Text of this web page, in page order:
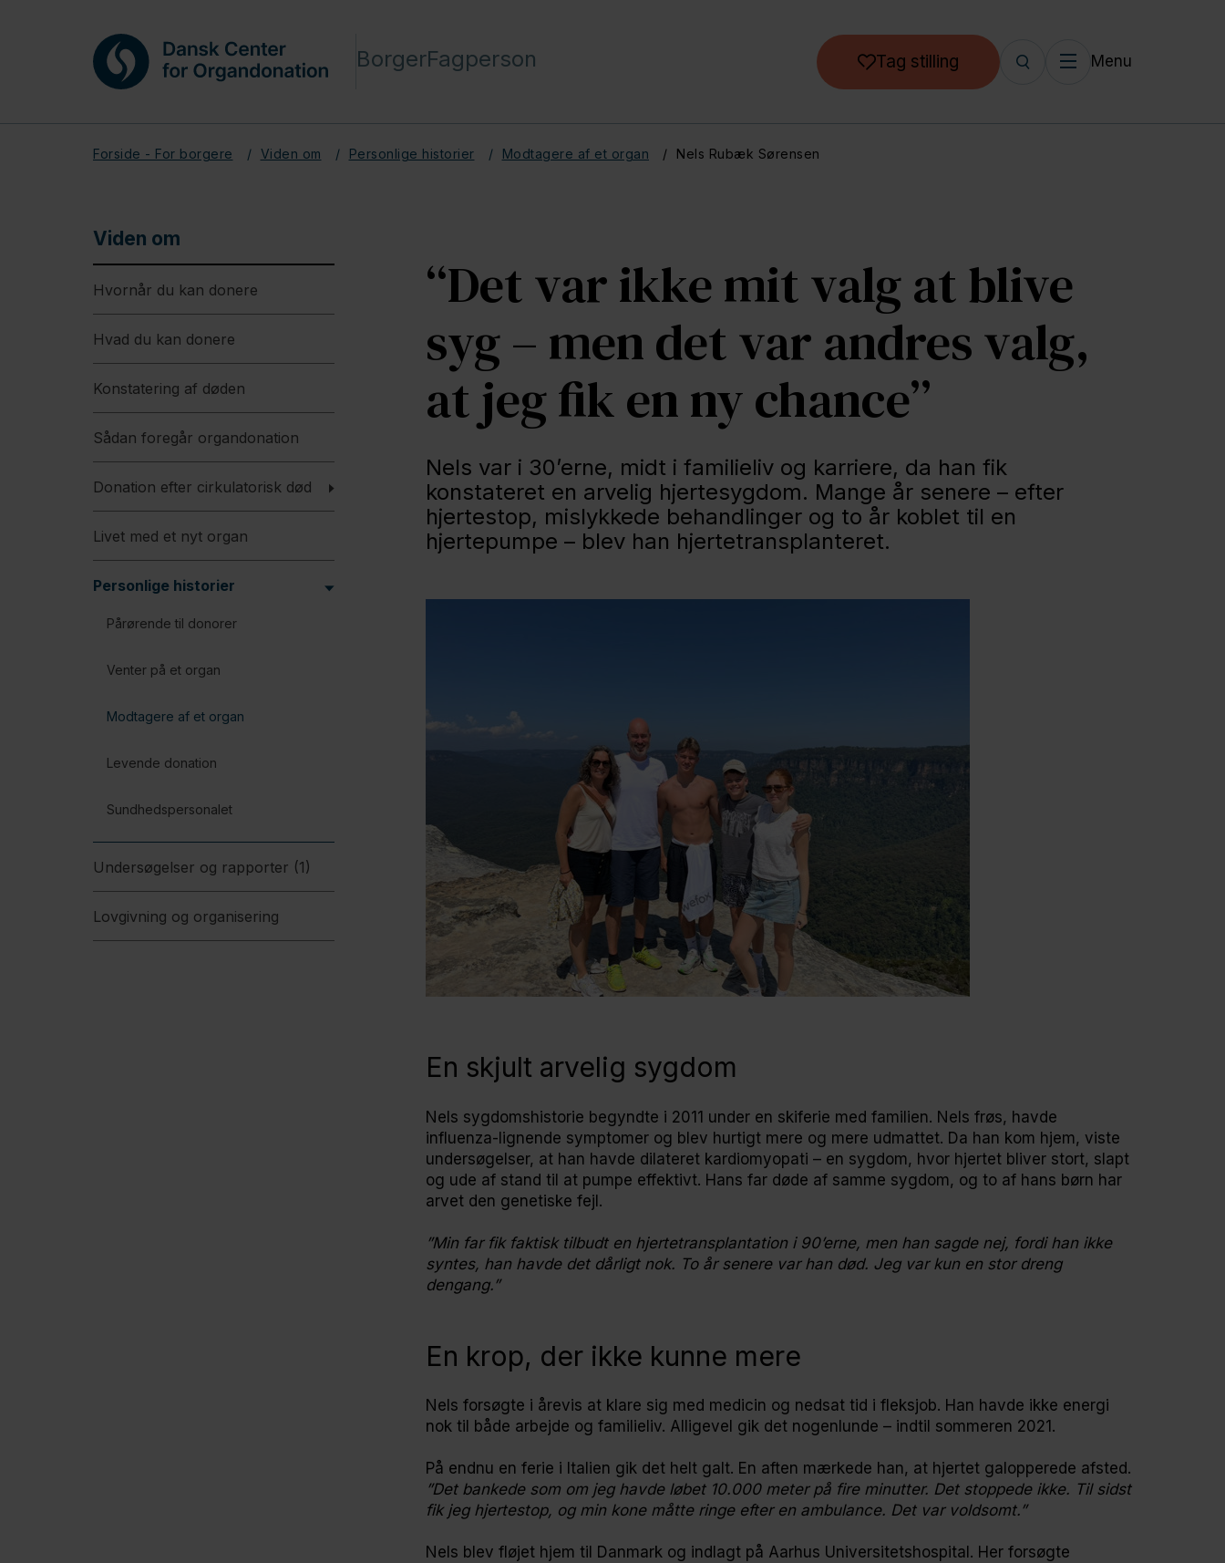
BorgerFagperson Tag stilling Menu
Forside - For borgere Viden om Personlige historier Modtagere af et organ Nels Rubæk Sørensen
Viden om
Hvornår du kan donere
Hvad du kan donere
Konstatering af døden
Sådan foregår organdonation
Donation efter cirkulatorisk død
Livet med et nyt organ
Personlige historier
Pårørende til donorer
Venter på et organ
Modtagere af et organ
Levende donation
Sundhedspersonalet
Undersøgelser og rapporter (1)
Lovgivning og organisering
“Det var ikke mit valg at blive
syg – men det var andres valg,
at jeg fik en ny chance”
Nels var i 30’erne, midt i familieliv og karriere, da han fik
konstateret en arvelig hjertesygdom. Mange år senere – efter
hjertestop, mislykkede behandlinger og to år koblet til en
hjertepumpe – blev han hjertetransplanteret.
En skjult arvelig sygdom
Nels sygdomshistorie begyndte i 2011 under en skiferie med familien. Nels frøs, havde
influenza-lignende symptomer og blev hurtigt mere og mere udmattet. Da han kom hjem, viste
undersøgelser, at han havde dilateret kardiomyopati – en sygdom, hvor hjertet bliver stort, slapt
og ude af stand til at pumpe effektivt. Hans far døde af samme sygdom, og to af hans børn har
arvet den genetiske fejl.
”Min far fik faktisk tilbudt en hjertetransplantation i 90’erne, men han sagde nej, fordi han ikke
syntes, han havde det dårligt nok. To år senere var han død. Jeg var kun en stor dreng
dengang.”
En krop, der ikke kunne mere
Nels forsøgte i årevis at klare sig med medicin og nedsat tid i fleksjob. Han havde ikke energi
nok til både arbejde og familieliv. Alligevel gik det nogenlunde – indtil sommeren 2021.
På endnu en ferie i Italien gik det helt galt. En aften mærkede han, at hjertet galopperede afsted.
”Det bankede som om jeg havde løbet 10.000 meter på fire minutter. Det stoppede ikke. Til sidst
fik jeg hjertestop, og min kone måtte ringe efter en ambulance. Det var voldsomt.”
Nels blev fløjet hjem til Danmark og indlagt på Aarhus Universitetshospital. Her forsøgte